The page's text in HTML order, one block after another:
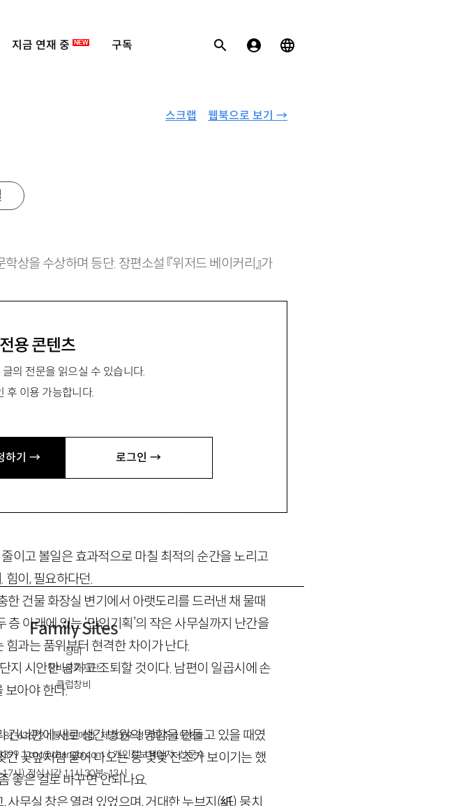
지금 연재 중 NEW 구독
웹북으로 보기 →
스크랩
용 콘텐츠
글의 전문을 읽으실 수 있습니다.
후 이용 가능합니다.
하기 → 로그인 →
상을 수상하며 등단. 장편소설 『위저드 베이커리』가
힘
이어야 한다. 그 힘을 가하여 작용이나 반작용을 일
이고 볼일은 효과적으로 마칠 최적의 순간을 노리고
힘이, 필요하다던.
한 건물 화장실 변기에서 아랫도리를 드러낸 채 물때
아래에 있는 ‘만인기획’의 작은 사무실까지 난간을
과는 품위부터 현격한 차이가 난다.
지 시안만 넘기고 조퇴할 것이다. 남편이 일곱시에 손
보아야 한다.
건너편에 새로 생긴 병원의 명함을 만들고 있을 때였
꽃잎처럼 묻어 나오는 등 몇몇 전조가 보이기는 했
좋은 걸로 바꾸면 안되나요.
무실 창은 열려 있었으며, 거대한 누브지(紙) 뭉치
Family Sites
창비
창비문화재단
클럽창비
81-63672ㅣ통신판매업 : 제 2009-경기파주-1928호
ㅣcnc@changbi.comㅣ개인정보책임자 : 신문수
시), 점심시간 11시 30분~13시